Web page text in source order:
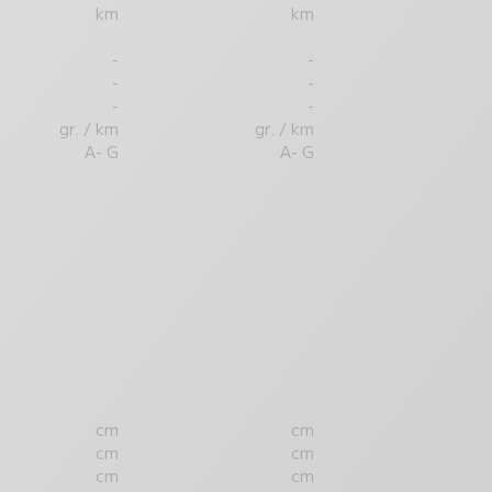
km
-
-
-
gr. / km
A- G
cm
cm
cm
km
-
-
-
gr. / km
A- G
cm
cm
cm